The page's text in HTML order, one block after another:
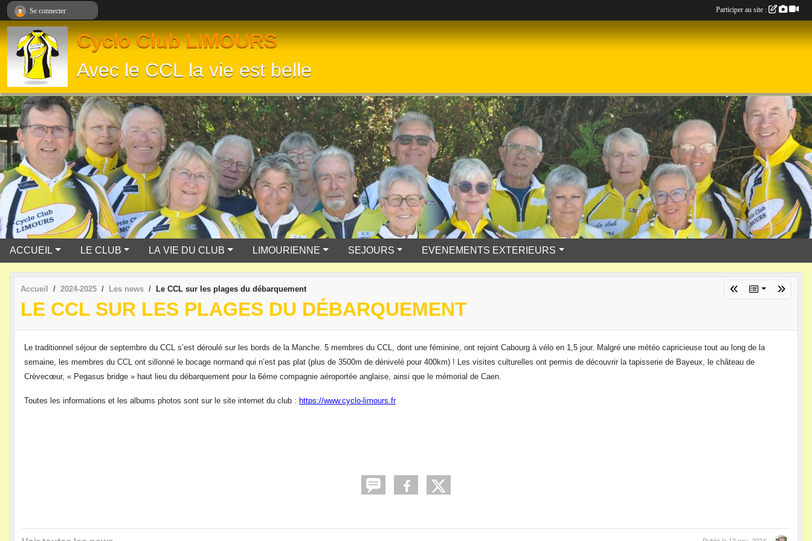
Cyclo Club LIMOURS
Avec le CCL la vie est belle
ACCUEIL LE CLUB LA VIE DU CLUB LIMOURIENNE SEJOURS EVENEMENTS EXTERIEURS
Accueil 2024-2025 Les news Le CCL sur les plages du débarquement
LE CCL SUR LES PLAGES DU DÉBARQUEMENT
Le traditionnel séjour de septembre du CCL s’est déroulé sur les bords de la Manche. 5 membres du CCL, dont une féminine, ont rejoint Cabourg à vélo en 1,5 jour. Malgré une météo capricieuse tout au long de la
semaine, les membres du CCL ont sillonné le bocage normand qui n’est pas plat (plus de 3500m de dénivelé pour 400km) ! Les visites culturelles ont permis de découvrir la tapisserie de Bayeux, le château de
Crèvecœur, « Pegasus bridge » haut lieu du débarquement pour la 6éme compagnie aéroportée anglaise, ainsi que le mémorial de Caen.
Toutes les informations et les albums photos sont sur le site internet du club : https://www.cyclo-limours.fr
Se connecter Participer au site :
Panneau de gestion des cookies